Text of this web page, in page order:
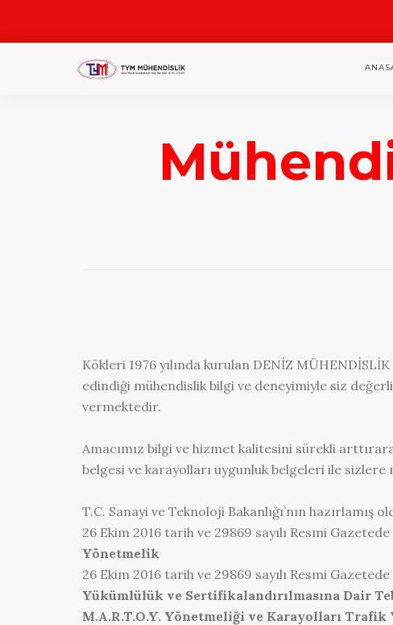
Kökleri 1976 yılında kurulan DENİZ
edindiği mühendislik bilgi ve deneyimiyle siz
vermektedir.
Amacımız bilgi ve hizmet kalitesini sürekli
belgesi ve karayolları uygunluk belgeleri ile
T.C. Sanayi ve Teknoloji Bakanlığı’nın hazırlamış
26 Ekim 2016 tarih ve 29869 sayılı Resmi
Yönetmelik
26 Ekim 2016 tarih ve 29869 sayılı Resmi
Yükümlülük ve Sertifikalandırılmasına Dair
M.A.R.T.O.Y. Yönetmeliği ve Karayolları Trafik